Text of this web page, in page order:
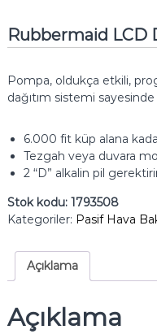
Rubbermaid LCD
Pompa, oldukça etkili,
dağıtım sistemi
6.000 fit küp alana
Tezgah veya duvara
2 “D” alkalin pil
Stok kodu: 1793508
Kategoriler: Pasif Hava
Açıklama
Açıklama